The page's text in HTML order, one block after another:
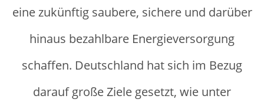
eine zukünftig saubere, sichere und darüber
hinaus bezahlbare Energieversorgung
schaffen. Deutschland hat sich im Bezug
darauf große Ziele gesetzt, wie unter